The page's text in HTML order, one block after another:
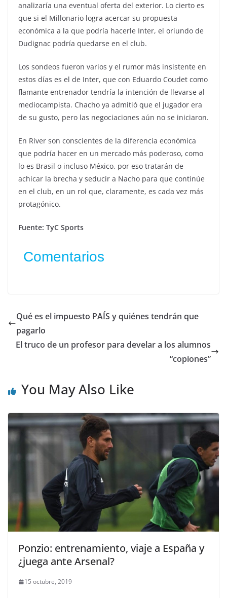
analizaría una eventual oferta del exterior. Lo cierto es
que si el Millonario logra acercar su propuesta
económica a la que podría hacerle Inter, el oriundo de
Dudignac podría quedarse en el club.
Los sondeos fueron varios y el rumor más insistente en
estos días es el de Inter, que con Eduardo Coudet como
flamante entrenador tendría la intención de llevarse al
mediocampista. Chacho ya admitió que el jugador era
de su gusto, pero las negociaciones aún no se iniciaron.
En River son conscientes de la diferencia económica
que podría hacer en un mercado más poderoso, como
lo es Brasil o incluso México, por eso tratarán de
achicar la brecha y seducir a Nacho para que continúe
en el club, en un rol que, claramente, es cada vez más
protagónico.
Fuente: TyC Sports
Comentarios
Qué es el impuesto PAÍS y quiénes tendrán que
pagarlo
El truco de un profesor para develar a los alumnos
“copiones”
You May Also Like
Ponzio: entrenamiento, viaje a España y
¿juega ante Arsenal?
15 octubre, 2019